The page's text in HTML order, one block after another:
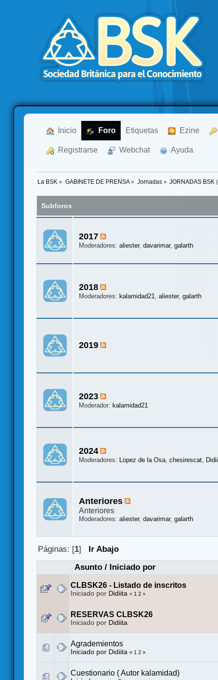
Inicio Foro Etiquetas Ezine
Registrarse Webchat Ayuda
La BSK » GABINETE DE PRENSA» Jornadas» JORNADAS BSK
Subforos
2017
Moderadores:aliester,davarimar,galarth
2018
Moderadores:kalamidad21 ,aliester,galarth
2019
2023
Moderador:kalamidad21
2024
Moderadores: Lopez de la Osa ,chesirescat
Anteriores
Anteriores
Moderadores:aliester,davarimar,galarth
Páginas: [1]
Ir Abajo
Asunto/ Iniciado por
CLBSK26 - Listado de inscritos
Iniciado por Didiita « 1 2 »
RESERVAS CLBSK26
Iniciado por Didiita
Agrademientos
Iniciado por Didiita « 1 2 »
Cuestionario ( Autor kalamidad)